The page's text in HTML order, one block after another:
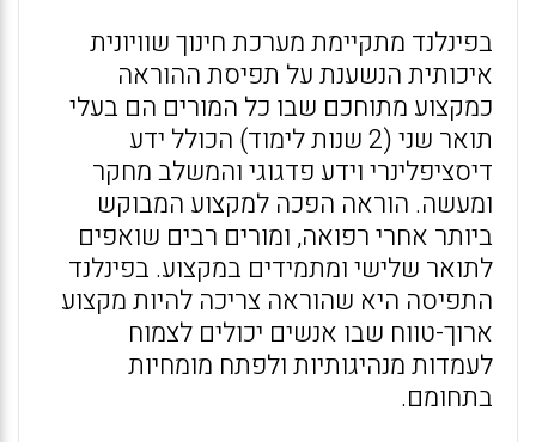
בפינלנד מתקיימת מערכת חינוך שוויונית
איכותית הנשענת על תפיסת ההוראה
כמקצוע מתוחכם שבו כל המורים הם בעלי
תואר שני (2 שנות לימוד) הכולל ידע
דיסציפלינרי וידע פדגוגי והמשלב מחקר
ומעשה. הוראה הפכה למקצוע המבוקש
ביותר אחרי רפואה, ומורים רבים שואפים
לתואר שלישי ומתמידים במקצוע. בפינלנד
התפיסה היא שהוראה צריכה להיות מקצוע
ארוך-טווח שבו אנשים יכולים לצמוח
לעמדות מנהיגותיות ולפתח מומחיות
בתחומם.